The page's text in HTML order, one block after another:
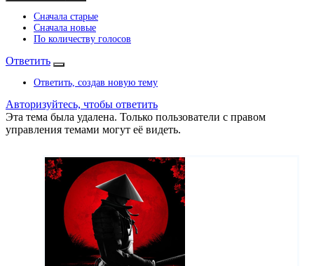
Сначала старые
Сначала новые
По количеству голосов
Ответить
Ответить, создав новую тему
Авторизуйтесь, чтобы ответить
Эта тема была удалена. Только пользователи с правом
управления темами могут её видеть.